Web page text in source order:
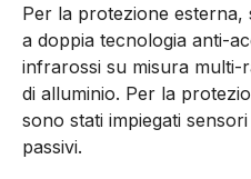
Per la protezione esterna,
a doppia tecnologia anti-
infrarossi su misura multi-
di alluminio. Per la
sono stati impiegati
passivi.